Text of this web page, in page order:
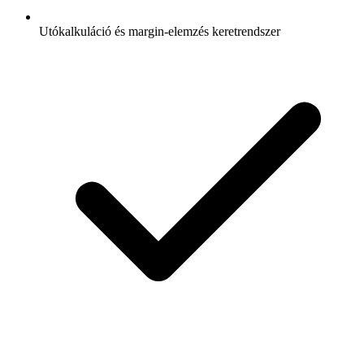
Utókalkuláció és margin-elemzés keretrendszer